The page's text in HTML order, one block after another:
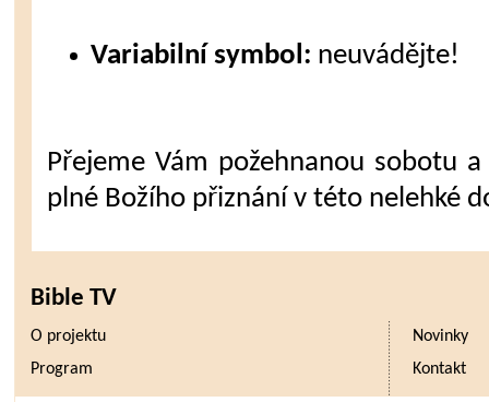
Variabilní symbol: neuvádějte!
Přejeme Vám požehnanou sobotu
plné Božího přiznání v této nelehké
Bible TV
O projektu
Novinky
Program
Kontakt